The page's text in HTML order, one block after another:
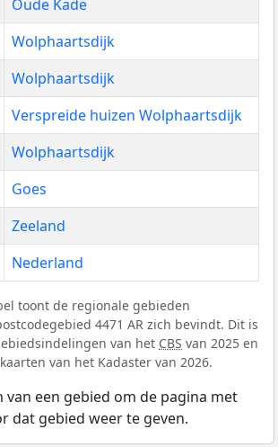
Oude Kade
Wolphaartsdijk
Wolphaartsdijk
Verspreide huizen Wolphaartsdijk
Wolphaartsdijk
Goes
Zeeland
Nederland
toont de regionale gebieden
4471 AR zich bevindt. Dit is
van het CBS van 2025 en
van het Kadaster van 2026.
van een gebied om de pagina met
dat gebied weer te geven.